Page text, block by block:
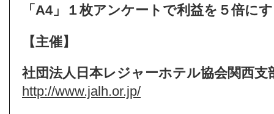
「A4」１枚アンケートで利益を５倍に
【主催】
社団法人日本レジャーホテル協会関西支
http://www.jalh.or.jp/